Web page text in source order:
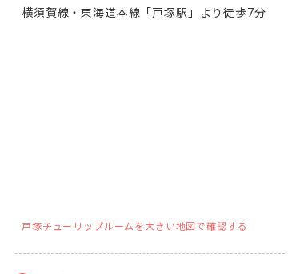
横須賀線・東海道本線「戸塚駅」より徒歩7分
戸塚チューリップルームを大きい地図で確認する